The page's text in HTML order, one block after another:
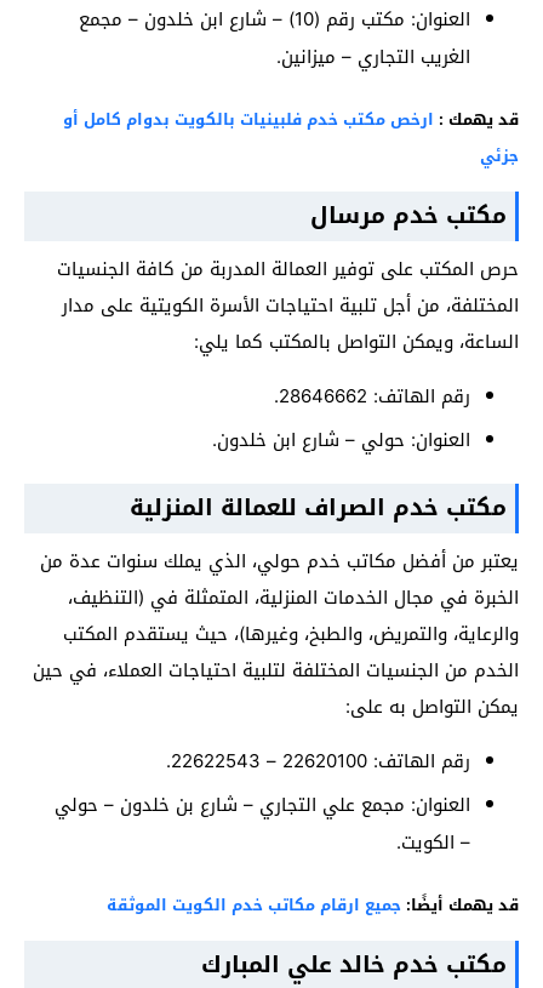
العنوان: مكتب رقم (10) – شارع ابن خلدون – مجمع
الغريب التجاري – ميزانين.
قد يهمك : ارخص مكتب خدم فلبينيات بالكويت بدوام كامل أو
جزئي
مكتب خدم مرسال
حرص المكتب على توفير العمالة المدربة من كافة الجنسيات
المختلفة، من أجل تلبية احتياجات الأسرة الكويتية على مدار
الساعة، ويمكن التواصل بالمكتب كما يلي:
رقم الهاتف: 28646662.
العنوان: حولي – شارع ابن خلدون.
مكتب خدم الصراف للعمالة المنزلية
يعتبر من أفضل مكاتب خدم حولي، الذي يملك سنوات عدة من
الخبرة في مجال الخدمات المنزلية، المتمثلة في (التنظيف،
والرعاية، والتمريض، والطبخ، وغيرها)، حيث يستقدم المكتب
الخدم من الجنسيات المختلفة لتلبية احتياجات العملاء، في حين
يمكن التواصل به على:
رقم الهاتف: 22620100 – 22622543.
العنوان: مجمع علي التجاري – شارع بن خلدون – حولي
– الكويت.
قد يهمك أيضًا: جميع ارقام مكاتب خدم الكويت الموثقة
مكتب خدم خالد علي المبارك